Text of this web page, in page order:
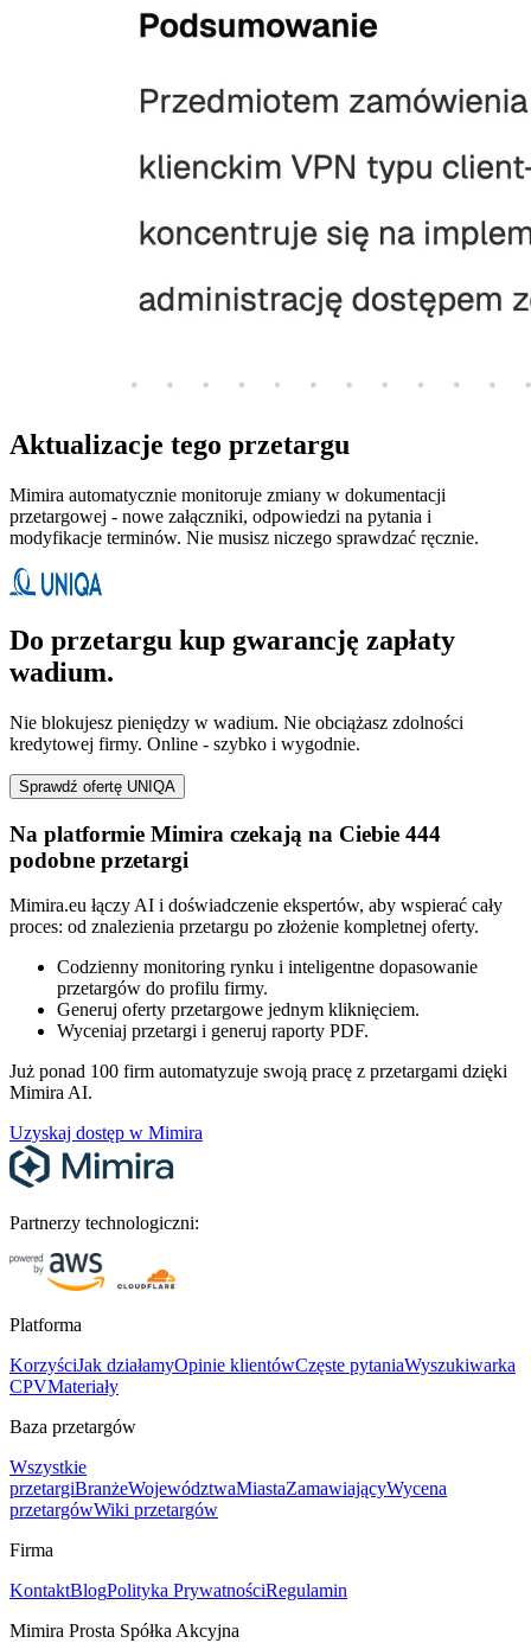
Aktualizacje tego przetargu
Mimira automatycznie monitoruje zmiany w dokumentacji
przetargowej - nowe załączniki, odpowiedzi na pytania i
modyfikacje terminów. Nie musisz niczego sprawdzać ręcznie.
Do przetargu kup gwarancję zapłaty
wadium.
Nie blokujesz pieniędzy w wadium. Nie obciążasz zdolności
kredytowej firmy. Online - szybko i wygodnie.
Sprawdź ofertę UNIQA
Na platformie Mimira czekają na Ciebie 444
podobne przetargi
Mimira.eu łączy AI i doświadczenie ekspertów, aby wspierać cały
proces: od znalezienia przetargu po złożenie kompletnej oferty.
Codzienny monitoring rynku i inteligentne dopasowanie
przetargów do profilu firmy.
Generuj oferty przetargowe jednym kliknięciem.
Wyceniaj przetargi i generuj raporty PDF.
Już ponad 100 firm automatyzuje swoją pracę z przetargami dzięki
Mimira AI.
Uzyskaj dostęp w Mimira
Partnerzy technologiczni:
Platforma
KorzyściJak działamyOpinie klientówCzęste pytaniaWyszukiwarka
CPVMateriały
Baza przetargów
Wszystkie
przetargiBranżeWojewództwaMiastaZamawiającyWycena
przetargówWiki przetargów
Firma
KontaktBlogPolityka PrywatnościRegulamin
Mimira Prosta Spółka Akcyjna